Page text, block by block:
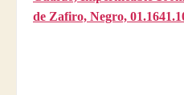
de Zafiro, Negro,